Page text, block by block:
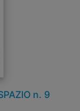
n. 9